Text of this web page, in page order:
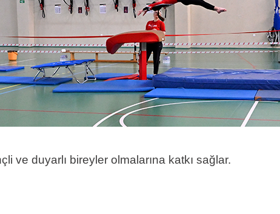
ve duyarlı bireyler olmalarına katkı sağlar.